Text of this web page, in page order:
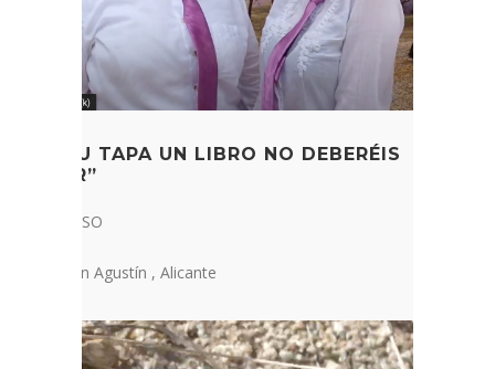
“POR SU TAPA UN LIBRO NO DEBERÉIS
JUZGAR”
2n cicle d’ESO
Colegio San Agustín , Alicante